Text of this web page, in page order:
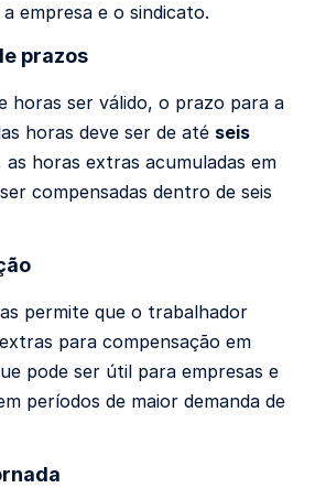
empresa e o sindicato.
prazos
horas ser válido, o prazo para a
horas deve ser de até seis
as horas extras acumuladas em
compensadas dentro de seis
permite que o trabalhador
para compensação em
pode ser útil para empresas e
períodos de maior demanda de